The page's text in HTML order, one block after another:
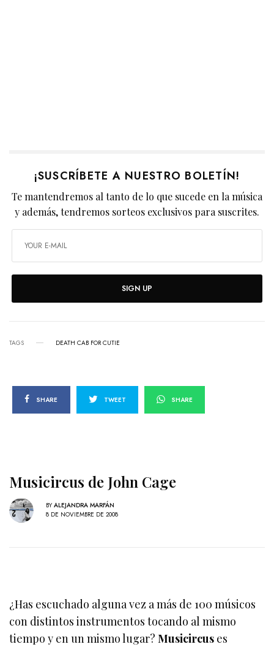
¡SUSCRÍBETE A NUESTRO BOLETÍN!
Te mantendremos al tanto de lo que sucede en la música
y además, tendremos sorteos exclusivos para suscrites.
SIGN UP
TAGS DEATH CAB FOR CUTIE
SHARE TWEET SHARE
Musicircus de John Cage
BY ALEJANDRA MARFÁN
8 DE NOVIEMBRE DE 2008
¿Has escuchado alguna vez a más de 100 músicos
con distintos instrumentos tocando al mismo
tiempo y en un mismo lugar?Musicircus es